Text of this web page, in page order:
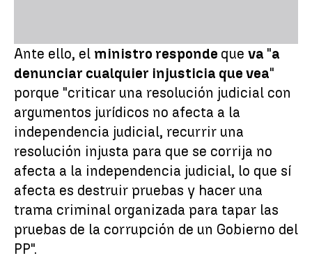
Ante ello, el ministro responde que va "a
denunciar cualquier injusticia que vea"
porque "criticar una resolución judicial con
argumentos jurídicos no afecta a la
independencia judicial, recurrir una
resolución injusta para que se corrija no
afecta a la independencia judicial, lo que sí
afecta es destruir pruebas y hacer una
trama criminal organizada para tapar las
pruebas de la corrupción de un Gobierno del
PP".